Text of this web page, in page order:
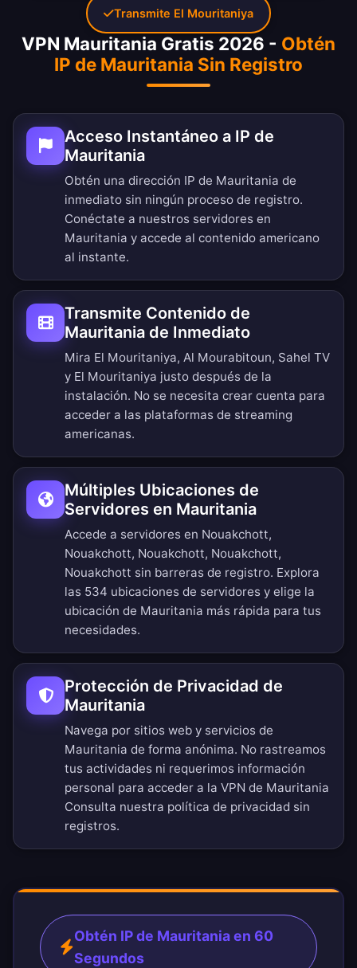
VPN Mauritania Gratis 2026 - Obtén
IP de Mauritania Sin Registro
Acceso Instantáneo a IP de
Mauritania
Obtén una dirección IP de Mauritania de
inmediato sin ningún proceso de registro.
Conéctate a nuestros servidores en
Mauritania y accede al contenido americano
al instante.
Transmite Contenido de
Mauritania de Inmediato
Mira El Mouritaniya, Al Mourabitoun, Sahel TV
y El Mouritaniya justo después de la
instalación. No se necesita crear cuenta para
acceder a las plataformas de streaming
americanas.
Múltiples Ubicaciones de
Servidores en Mauritania
Accede a servidores en Nouakchott,
Nouakchott, Nouakchott, Nouakchott,
Nouakchott sin barreras de registro. Explora
las 534 ubicaciones de servidores y elige la
ubicación de Mauritania más rápida para tus
necesidades.
Protección de Privacidad de
Mauritania
Navega por sitios web y servicios de
Mauritania de forma anónima. No rastreamos
tus actividades ni requerimos información
personal para acceder a la VPN de Mauritania
Consulta nuestra política de privacidad sin
registros.
Obtén IP de Mauritania en 60
Segundos
Transmite El Mouritaniya